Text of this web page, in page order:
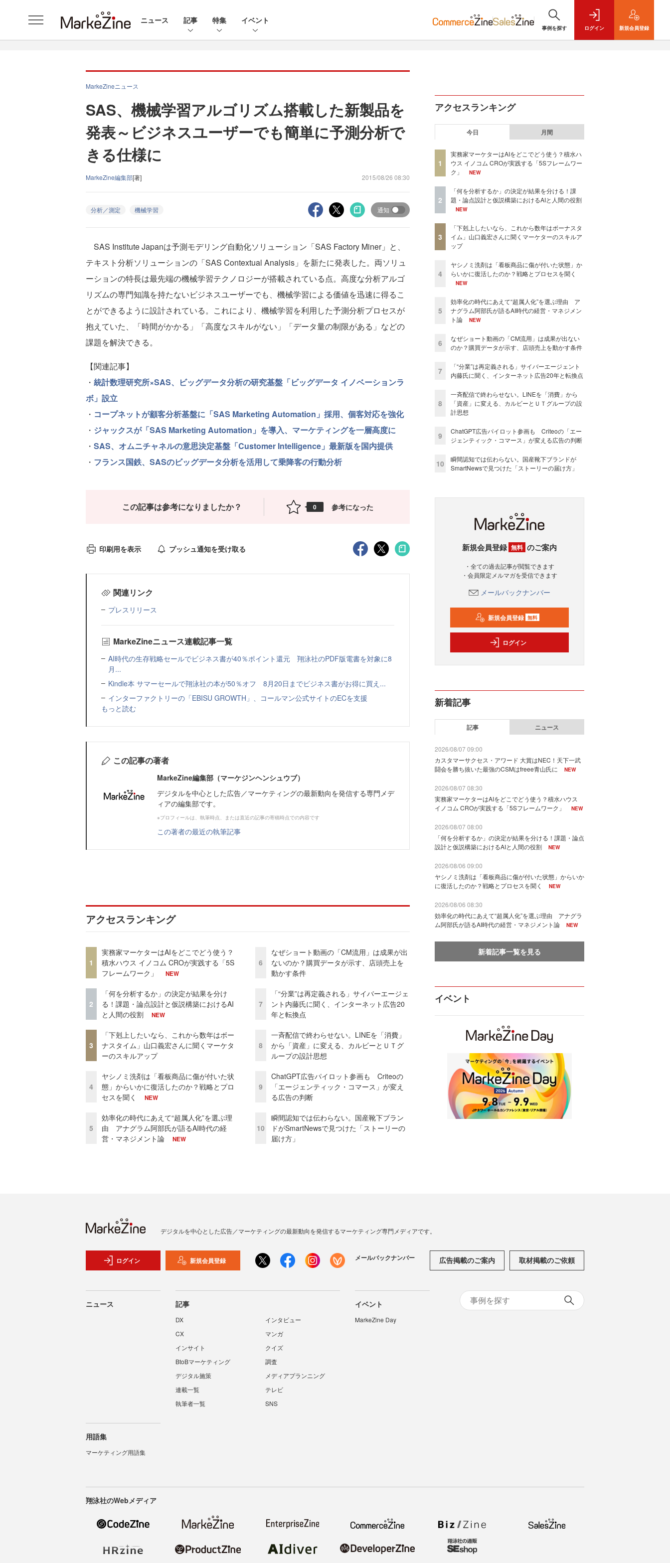
ニュース 記事 特集 イベント
事例を探す ログイン 新規会員登録
MarkeZineニュース
SAS、機械学習アルゴリズム搭載した新製品を
発表～ビジネスユーザーでも簡単に予測分析で
きる仕様に
MarkeZine編集部[著] 2015/08/26 08:30
分析／測定 機械学習 通知
SAS Institute Japanは予測モデリング自動化ソリューション「SAS Factory Miner」と、
テキスト分析ソリューションの「SAS Contextual Analysis」を新たに発表した。両ソリュ
ーションの特長は最先端の機械学習テクノロジーが搭載されている点。高度な分析アルゴ
リズムの専門知識を持たないビジネスユーザーでも、機械学習による価値を迅速に得るこ
とができるように設計されている。これにより、機械学習を利用した予測分析プロセスが
抱えていた、「時間がかかる」「高度なスキルがない」「データ量の制限がある」などの
課題を解決できる。
【関連記事】
・ 統計数理研究所×SAS、ビッグデータ分析の研究基盤「ビッグデータ イノベーションラ
ボ」設立
・ コープネットが顧客分析基盤に「SAS Marketing Automation」採用、個客対応を強化
・ ジャックスが「SAS Marketing Automation」を導入、マーケティングを一層高度に
・ SAS、オムニチャネルの意思決定基盤「Customer Intelligence」最新版を国内提供
・ フランス国鉄、SASのビッグデータ分析を活用して乗降客の行動分析
この記事は参考になりましたか？ 0 参考になった
印刷用を表示 プッシュ通知を受け取る
関連リンク
プレスリリース
MarkeZineニュース連載記事一覧
AI時代の生存戦略セールでビジネス書が40％ポイント還元 翔泳社のPDF版電書を対象に8
月...
Kindle本 サマーセールで翔泳社の本が50％オフ 8月20日までビジネス書がお得に買え...
インターファクトリーの「EBISU GROWTH」、コールマン公式サイトのECを支援
もっと読む
この記事の著者
MarkeZine編集部（マーケジンヘンシュウブ）
デジタルを中心とした広告／マーケティングの最新動向を発信する専門メデ
ィアの編集部です。
※プロフィールは、執筆時点、または直近の記事の寄稿時点での内容です
この著者の最近の執筆記事
アクセスランキング
1
実務家マーケターはAIをどこでどう使う？
積水ハウス イノコム CROが実践する「5S
フレームワーク」
NEW
2
「何を分析するか」の決定が結果を分け
る！課題・論点設計と仮説構築におけるAI
と人間の役割
NEW
3
「下剋上したいなら、これから数年はボー
ナスタイム」山口義宏さんに聞くマーケタ
ーのスキルアップ
4
ヤシノミ洗剤は「看板商品に傷が付いた状
態」からいかに復活したのか？戦略とプロ
セスを聞く
NEW
5
効率化の時代にあえて“超属人化”を選ぶ理
由 アナグラム阿部氏が語るAI時代の経
営・マネジメント論
NEW
6
なぜショート動画の「CM流用」は成果が出
ないのか？購買データが示す、店頭売上を
動かす条件
7
「“分業”は再定義される」サイバーエージェ
ント内藤氏に聞く、インターネット広告20
年と転換点
8
一斉配信で終わらせない。LINEを「消費」
から「資産」に変える、カルビーとＵＴグ
ループの設計思想
9
ChatGPT広告パイロット参画も Criteoの
「エージェンティック・コマース」が変え
る広告の判断
10
瞬間認知では伝わらない。国産靴下ブラン
ドがSmartNewsで見つけた「ストーリーの
届け方」
アクセスランキング
今日 月間
1
実務家マーケターはAIをどこでどう使う？積水ハ
ウス イノコム CROが実践する「5Sフレームワー
ク」
NEW
2
「何を分析するか」の決定が結果を分ける！課
題・論点設計と仮説構築におけるAIと人間の役割
NEW
3
「下剋上したいなら、これから数年はボーナスタ
イム」山口義宏さんに聞くマーケターのスキルア
ップ
4
ヤシノミ洗剤は「看板商品に傷が付いた状態」か
らいかに復活したのか？戦略とプロセスを聞く
NEW
5
効率化の時代にあえて“超属人化”を選ぶ理由 ア
ナグラム阿部氏が語るAI時代の経営・マネジメン
ト論
NEW
6
なぜショート動画の「CM流用」は成果が出ない
のか？購買データが示す、店頭売上を動かす条件
7
「“分業”は再定義される」サイバーエージェント
内藤氏に聞く、インターネット広告20年と転換点
8
一斉配信で終わらせない。LINEを「消費」から
「資産」に変える、カルビーとＵＴグループの設
計思想
9
ChatGPT広告パイロット参画も Criteoの「エー
ジェンティック・コマース」が変える広告の判断
10
瞬間認知では伝わらない。国産靴下ブランドが
SmartNewsで見つけた「ストーリーの届け方」
新規会員登録 無料 のご案内
・全ての過去記事が閲覧できます
・会員限定メルマガを受信できます
メールバックナンバー
新規会員登録 無料
ログイン
新着記事
記事 ニュース
2026/08/07 09:00
カスタマーサクセス・アワード 大賞はNEC！天下一武
闘会を勝ち抜いた最強のCSMはfreee青山氏に
NEW
2026/08/07 08:30
実務家マーケターはAIをどこでどう使う？積水ハウス
イノコム CROが実践する「5Sフレームワーク」
NEW
2026/08/07 08:00
「何を分析するか」の決定が結果を分ける！課題・論点
設計と仮説構築におけるAIと人間の役割
NEW
2026/08/06 09:00
ヤシノミ洗剤は「看板商品に傷が付いた状態」からいか
に復活したのか？戦略とプロセスを聞く
NEW
2026/08/06 08:30
効率化の時代にあえて“超属人化”を選ぶ理由 アナグラ
ム阿部氏が語るAI時代の経営・マネジメント論
NEW
新着記事一覧を見る
イベント
デジタルを中心とした広告／マーケティングの最新動向を発信するマーケティング専門メディアです。
ログイン 新規会員登録 メールバックナンバー 広告掲載のご案内 取材掲載のご依頼
ニュース 記事
DX
インタビュー
CX
マンガ
インサイト
クイズ
BtoBマーケティング
調査
デジタル施策
メディアプランニング
連載一覧
テレビ
執筆者一覧
SNS
イベント
MarkeZine Day
用語集
マーケティング用語集
翔泳社のWebメディア